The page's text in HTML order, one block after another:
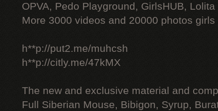
OPVA, Pedo Playground, GirlsHUB, Lolita
More 3000 videos and 20000 photos
h**p://put2.me/muhcsh
h**p://citly.me/47kMX
The new and exclusive material and
Full Siberian Mouse, Bibigon, Syrup,